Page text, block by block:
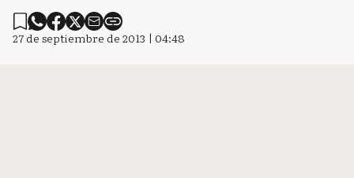
27 de septiembre de 2013 | 04:48